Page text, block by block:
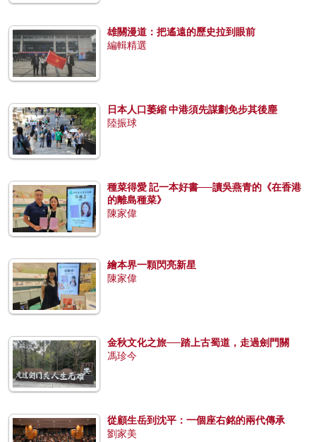
雄關漫道：把遙遠的歷史拉到眼前
編輯精選
日本人口萎縮 中港須先謀劃免步其後塵
陸振球
種菜得愛 記一本好書──讀吳燕青的《在香港
的離島種菜》
陳家偉
繪本界一顆閃亮新星
陳家偉
金秋文化之旅──踏上古蜀道，走過劍門關
馮珍今
從顧生岳到沈平：一個座右銘的兩代傳承
劉家美